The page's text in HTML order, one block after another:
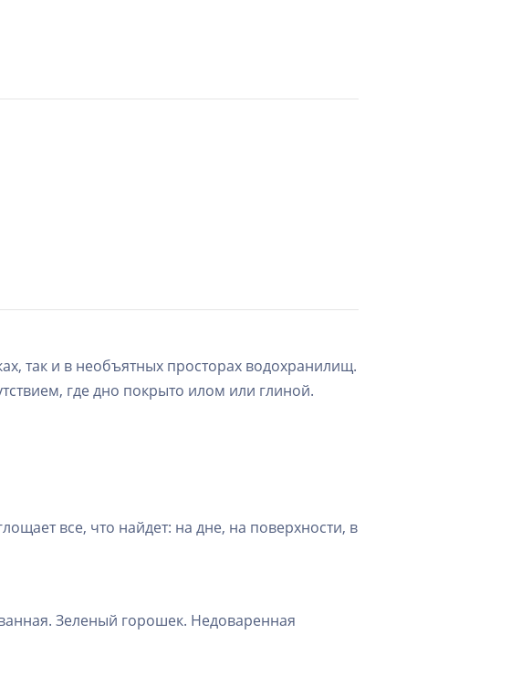
так и в необъятных просторах водохранилищ.
где дно покрыто илом или глиной.
все, что найдет: на дне, на поверхности, в
Зеленый горошек. Недоваренная